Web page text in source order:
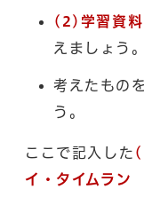
(2)学習資料
えましょう。
考えたものを
う。
ここで記入した
イ・タイムラン